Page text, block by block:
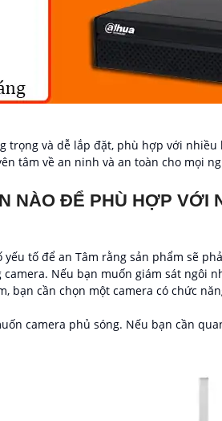
trọng và dễ lắp đặt, phù hợp với
tâm về an ninh và an toàn cho mọi
NÀO ĐỂ PHÙ HỢP VỚI
tố để an Tâm rằng sản phẩm sẽ
Nếu bạn muốn giám sát ngôi
bạn cần chọn một camera có chức
camera phủ sóng. Nếu bạn cần